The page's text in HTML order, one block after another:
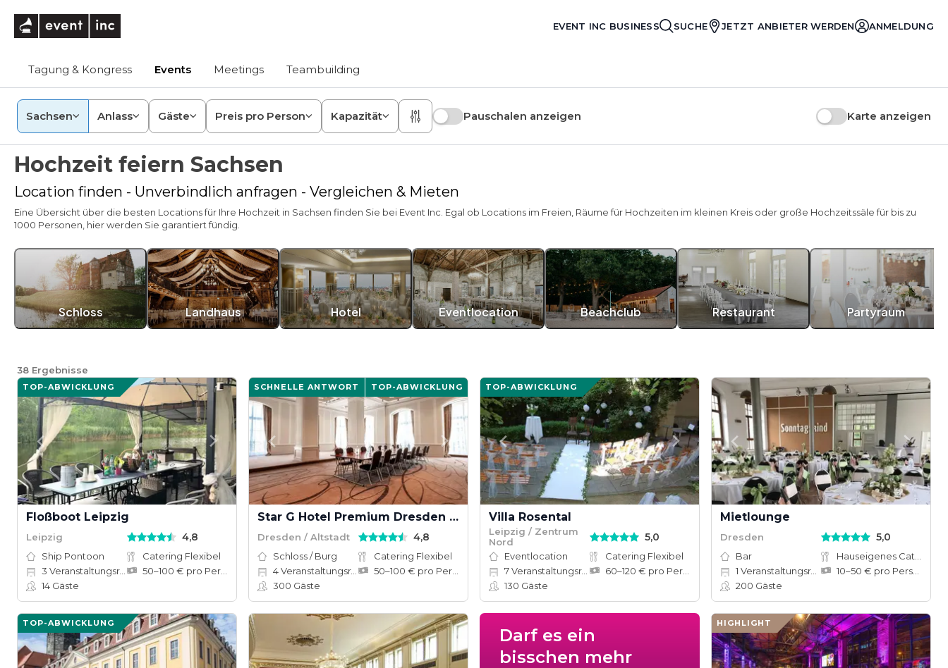
EVENT INC BUSINESS SUCHE JETZT ANBIETER WERDEN ANMELDUNG
Tagung & Kongress Events Meetings Teambuilding
Sachsen Anlass Gäste Preis pro Person Kapazität Pauschalen anzeigen Karte anzeigen
Hochzeit feiern Sachsen
Location finden - Unverbindlich anfragen - Vergleichen & Mieten
Eine Übersicht über die besten Locations für Ihre Hochzeit in Sachsen finden Sie bei Event Inc. Egal ob Locations im Freien, Räume für Hochzeiten im kleinen Kreis oder große Hochzeitssäle für bis zu
1000 Personen, hier werden Sie garantiert fündig.
Schloss Landhaus Hotel Eventlocation Beachclub Restaurant Partyraum
38 Ergebnisse
TOP-ABWICKLUNG
Floßboot Leipzig
Leipzig 4,8
Ship Pontoon
Catering Flexibel
3 Veranstaltungsräume
14 Gäste
SCHNELLE ANTWORT TOP-ABWICKLUNG
Star G Hotel Premium Dresden Altmarkt
Dresden / Altstadt 4,8
Schloss / Burg
Catering Flexibel
4Veranstaltungsräume
300 Gäste
TOP-ABWICKLUNG
Villa Rosental
Leipzig / Zentrum
Nord
5,0
Eventlocation
Catering Flexibel
7Veranstaltungsräume
130 Gäste
Mietlounge
Dresden 5,0
Bar
1 Veranstaltungsräume
200 Gäste
TOP-ABWICKLUNG
Darf es ein
bisschen mehr
HIGHLIGHT